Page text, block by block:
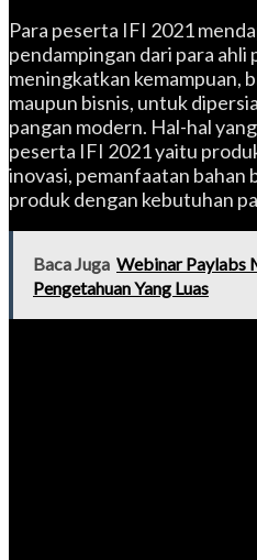
Para peserta IFI 2021
pendampingan dari para
meningkatkan kemampuan,
maupun bisnis, untuk
pangan modern. Hal-hal
peserta IFI 2021 yaitu
inovasi, pemanfaatan bahan
produk dengan kebutuhan
Baca Juga Webinar Paylabs
Pengetahuan Yang Luas